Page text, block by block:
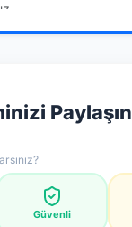
Paylaşın
Güvenli